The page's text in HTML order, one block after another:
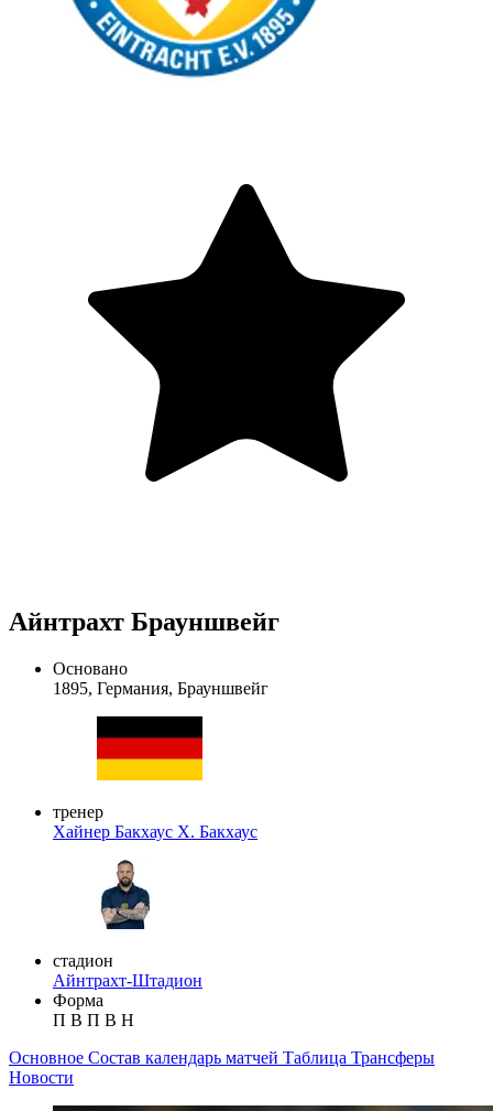
Айнтрахт Брауншвейг
Основано
1895, Германия, Брауншвейг
тренер
Хайнер Бакхаус Х. Бакхаус
стадион
Айнтрахт-Штадион
Форма
П В П В Н
Основное Состав календарь матчей Таблица Трансферы
Новости